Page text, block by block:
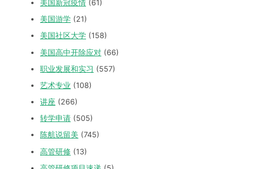
美国新冠疫情 (61)
美国游学 (21)
美国社区大学 (158)
美国高中开除应对 (66)
职业发展和实习 (557)
艺术专业 (108)
讲座 (266)
转学申请 (505)
陈航说留美 (745)
高管研修 (13)